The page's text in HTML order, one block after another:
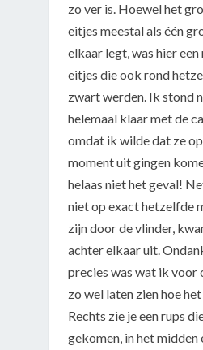
zo ver is. Hoewel het
eitjes meestal als één
elkaar legt, was hier
eitjes die ook rond
zwart werden. Ik stond
helemaal klaar met de
omdat ik wilde dat ze
moment uit gingen
helaas niet het geval!
niet op exact hetzelfde
zijn door de vlinder,
achter elkaar uit.
precies was wat ik voor
zo wel laten zien hoe
Rechts zie je een rups
gekomen, in het